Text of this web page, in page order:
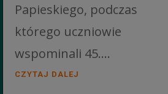
Papieskiego, podczas
którego uczniowie
wspominali 45....
CZYTAJ DALEJ